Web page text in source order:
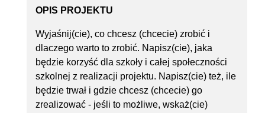
OPIS PROJEKTU
Wyjaśnij(cie), co chcesz (chcecie) zrobić i
dlaczego warto to zrobić. Napisz(cie), jaka
będzie korzyść dla szkoły i całej społeczności
szkolnej z realizacji projektu. Napisz(cie) też, ile
będzie trwał i gdzie chcesz (chcecie) go
zrealizować - jeśli to możliwe, wskaż(cie)